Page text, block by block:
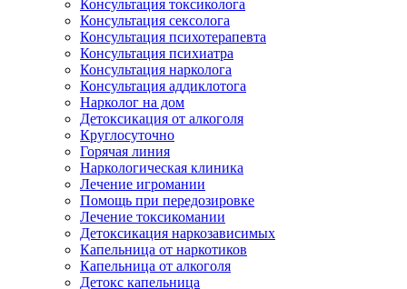
Консультация токсиколога
Консультация сексолога
Консультация психотерапевта
Консультация психиатра
Консультация нарколога
Консультация аддиклотога
Нарколог на дом
Детоксикация от алкоголя
Круглосуточно
Горячая линия
Наркологическая клиника
Лечение игромании
Помощь при передозировке
Лечение токсикомании
Детоксикация наркозависимых
Капельница от наркотиков
Капельница от алкоголя
Детокс капельница